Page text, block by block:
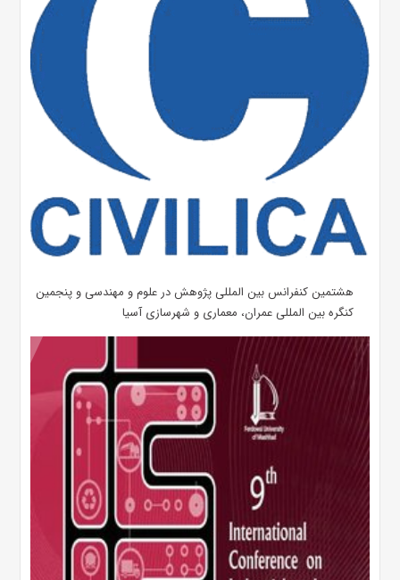
هشتمین کنفرانس بین المللی پژوهش در علوم و مهندسی و پنجمین
کنگره بین المللی عمران، معماری و شهرسازی آسیا